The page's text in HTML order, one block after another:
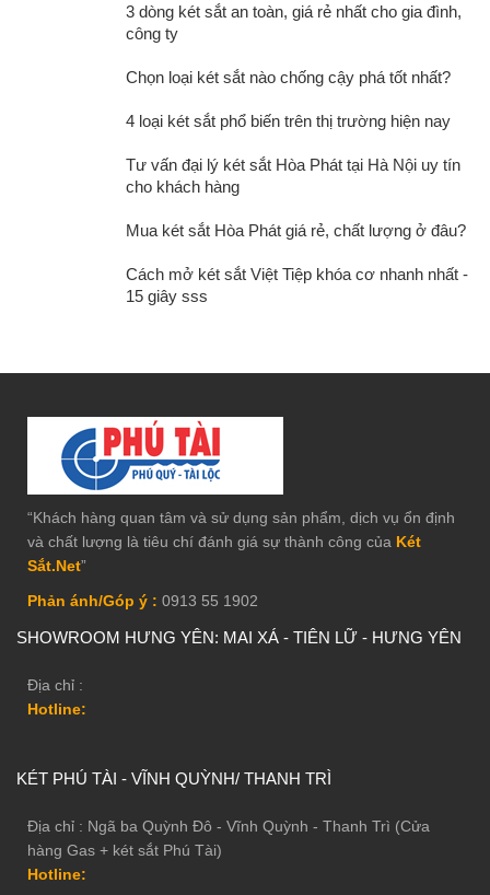
3 dòng két sắt an toàn, giá rẻ nhất cho gia đình,
công ty
Chọn loại két sắt nào chống cậy phá tốt nhất?
4 loại két sắt phổ biến trên thị trường hiện nay
Tư vấn đại lý két sắt Hòa Phát tại Hà Nội uy tín
cho khách hàng
Mua két sắt Hòa Phát giá rẻ, chất lượng ở đâu?
Cách mở két sắt Việt Tiệp khóa cơ nhanh nhất -
15 giây sss
“Khách hàng quan tâm và sử dụng sản phẩm, dịch vụ ổn định
và chất lượng là tiêu chí đánh giá sự thành công của Két
Sắt.Net”
Phản ánh/Góp ý : 0913 55 1902
SHOWROOM HƯNG YÊN: MAI XÁ - TIÊN LỮ - HƯNG YÊN
Địa chỉ :
Hotline:
KÉT PHÚ TÀI - VĨNH QUỲNH/ THANH TRÌ
Địa chỉ : Ngã ba Quỳnh Đô - Vĩnh Quỳnh - Thanh Trì (Cửa
hàng Gas + két sắt Phú Tài)
Hotline: